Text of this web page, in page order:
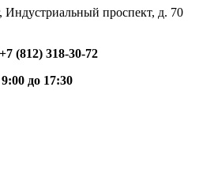
Индустриальный проспект, д. 70
(812) 318-30-72
до 17:30